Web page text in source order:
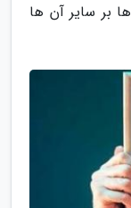
بر سایر آن ها